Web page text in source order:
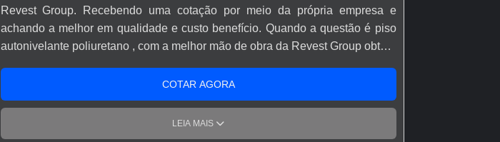
Revest Group. Recebendo uma cotação por meio da própria empresa e
achando a melhor em qualidade e custo benefício. Quando a questão é piso
autonivelante poliuretano , com a melhor mão de obra da Revest Group obterá
Há muitas maneiras eficientes de demonstrar competência e excelência em
sua área de atuação. A Revest Group objetiva sua energia em produzir uma
estrutura com: Tecnologia de ponta; Escritório de alta qualidade onde são
COTAR AGORA
LEIA MAIS